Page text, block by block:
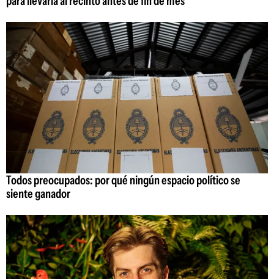
Todos preocupados: por qué ningún espacio político se
siente ganador